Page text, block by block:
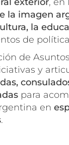
la imagen
la
de
de
y
para
en
.